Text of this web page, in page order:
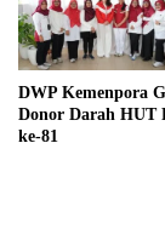
DWP Kemenpora
Donor Darah HUT
ke-81